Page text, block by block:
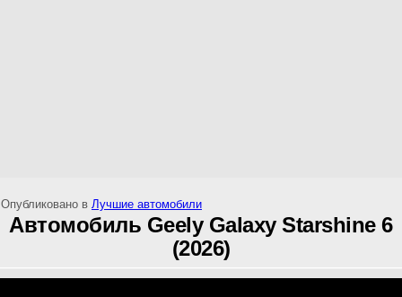
Опубликовано в Лучшие автомобили
Автомобиль Geely Galaxy Starshine 6
(2026)